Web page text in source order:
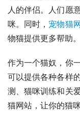
人的伴侣。人们愿
咪。同时， 宠物猫
物猫提供更多帮助。
作为一个猫奴，你
可以提供各种各样
测、猫咪训练和关
猫网站，让你的猫